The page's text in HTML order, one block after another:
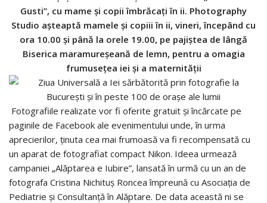
Gusti”, cu mame și copii îmbrăcați în ii. Photography
Studio așteaptă mamele și copiii în ii, vineri, începând cu
ora 10.00 și până la orele 19.00, pe pajiștea de lângă
Biserica maramureșeană de lemn, pentru a omagia
frumusețea iei și a maternității
Fotografiile realizate vor fi oferite gratuit și încărcate pe
paginile de Facebook ale evenimentului unde, în urma
aprecierilor, ținuta cea mai frumoasă va fi recompensată cu
un aparat de fotografiat compact Nikon. Ideea urmează
campaniei „Alăptarea e Iubire”, lansată în urmă cu un an de
fotografa Cristina Nichituș Roncea împreună cu Asociația de
Pediatrie și Consultanță în Alăptare. De data această ni se